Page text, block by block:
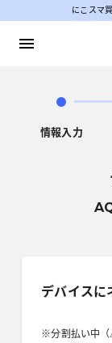
にこスマ
情報入力
デバイスに
※分割払い中（